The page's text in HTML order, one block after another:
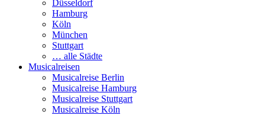
Düsseldorf
Hamburg
Köln
München
Stuttgart
… alle Städte
Musicalreisen
Musicalreise Berlin
Musicalreise Hamburg
Musicalreise Stuttgart
Musicalreise Köln